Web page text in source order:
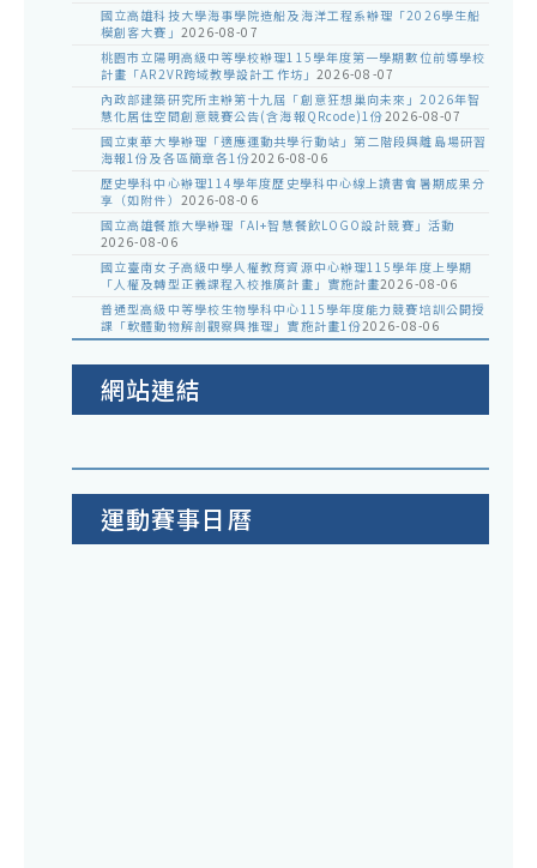
國立高雄科技大學海事學院造船及海洋工程系辦理「2026學生船
模創客大賽」 2026-08-07
桃園市立陽明高級中等學校辦理115學年度第一學期數位前導學校
計畫「AR2VR跨域教學設計工作坊」 2026-08-07
內政部建築研究所主辦第十九屆「創意狂想巢向未來」2026年智
慧化居住空間創意競賽公告(含海報QRcode)1份2026-08-07
國立東華大學辦理「適應運動共學行動站」第二階段與離島場研習
海報1份及各區簡章各1份2026-08-06
歷史學科中心辦理114學年度歷史學科中心線上讀書會暑期成果分
享（如附件） 2026-08-06
國立高雄餐旅大學辦理「AI+智慧餐飲LOGO設計競賽」活動
2026-08-06
國立臺南女子高級中學人權教育資源中心辦理115學年度上學期
「人權及轉型正義課程入校推廣計畫」實施計畫2026-08-06
普通型高級中等學校生物學科中心115學年度能力競賽培訓公開授
課「軟體動物解剖觀察與推理」實施計畫1份2026-08-06
網站連結
運動賽事日曆